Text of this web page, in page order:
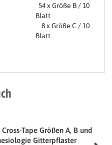
54 x Größe B / 10
Blatt
8 x Größe C / 10
Blatt
Tape Größen A, B und
Gitterpflaster